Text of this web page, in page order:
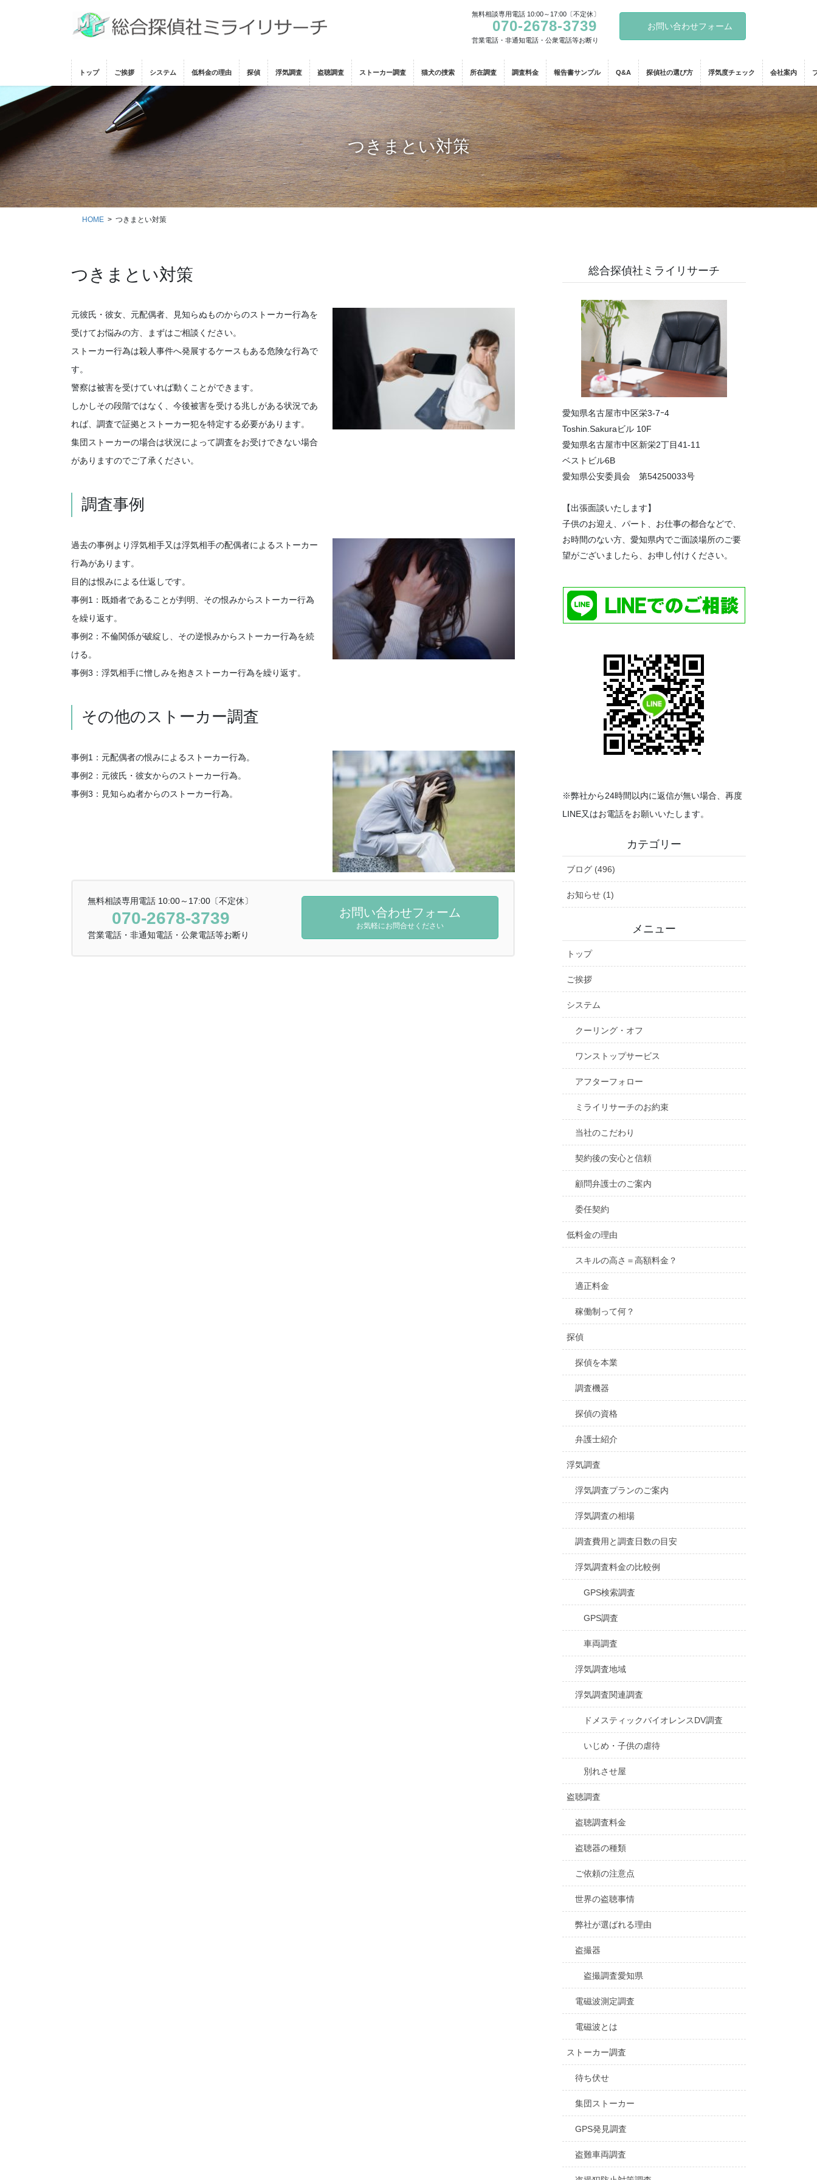
動
に
無料相談専用電話 10:00～17:00〔不定休〕
070-2678-3739
営業電話・非通知電話・公衆電話等お断り
お問い合わせフォーム
トップ ご挨拶 システム 低料金の理由 探偵 浮気調査 盗聴調査 ストーカー調査 猫犬の捜索 所在調査 調査料金 報告書サンプル Q&A 探偵社の選び方 浮気度チェック 会社案内
つきまとい対策
HOME つきまとい対策
つきまとい対策
元彼氏・彼女、元配偶者、見知らぬものからのストーカー行為を
受けてお悩みの方、まずはご相談ください。
ストーカー行為は殺人事件へ発展するケースもある危険な行為で
す。
警察は被害を受けていれば動くことができます。
しかしその段階ではなく、今後被害を受ける兆しがある状況であ
れば、調査で証拠とストーカー犯を特定する必要があります。
集団ストーカーの場合は状況によって調査をお受けできない場合
がありますのでご了承ください。
調査事例
過去の事例より浮気相手又は浮気相手の配偶者によるストーカー
行為があります。
目的は恨みによる仕返しです。
事例1：既婚者であることが判明、その恨みからストーカー行為
を繰り返す。
事例2：不倫関係が破綻し、その逆恨みからストーカー行為を続
ける。
事例3：浮気相手に憎しみを抱きストーカー行為を繰り返す。
その他のストーカー調査
事例1：元配偶者の恨みによるストーカー行為。
事例2：元彼氏・彼女からのストーカー行為。
事例3：見知らぬ者からのストーカー行為。
無料相談専用電話 10:00～17:00〔不定休〕
070-2678-3739
営業電話・非通知電話・公衆電話等お断り
お問い合わせフォーム
お気軽にお問合せください
総合探偵社ミライリサーチ
愛知県名古屋市中区栄3-7ｰ4
Toshin.Sakuraビル 10F
愛知県名古屋市中区新栄2丁目41-11
ベストビル6B
愛知県公安委員会 第54250033号
【出張面談いたします】
子供のお迎え、パート、お仕事の都合などで、
お時間のない方、愛知県内でご面談場所のご要
望がございましたら、お申し付けください。
※弊社から24時間以内に返信が無い場合、再度
LINE又はお電話をお願いいたします。
カテゴリー
ブログ (496)
お知らせ (1)
メニュー
トップ
ご挨拶
システム
クーリング・オフ
ワンストップサービス
アフターフォロー
ミライリサーチのお約束
当社のこだわり
契約後の安心と信頼
顧問弁護士のご案内
委任契約
低料金の理由
スキルの高さ＝高額料金？
適正料金
稼働制って何？
探偵
探偵を本業
調査機器
探偵の資格
弁護士紹介
浮気調査
浮気調査プランのご案内
浮気調査の相場
調査費用と調査日数の目安
浮気調査料金の比較例
GPS検索調査
GPS調査
車両調査
浮気調査地域
浮気調査関連調査
ドメスティックバイオレンスDV調査
いじめ・子供の虐待
別れさせ屋
盗聴調査
盗聴調査料金
盗聴器の種類
ご依頼の注意点
世界の盗聴事情
弊社が選ばれる理由
盗撮器
盗撮調査愛知県
電磁波測定調査
電磁波とは
ストーカー調査
待ち伏せ
集団ストーカー
GPS発見調査
盗難車両調査